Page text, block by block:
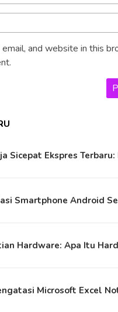
email, and website in this
Sicepat Ekspres
Smartphone Android
Hardware: Apa Itu
Microsoft Excel